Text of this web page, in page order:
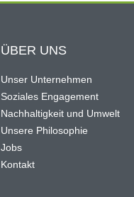
ÜBER UNS
Unser Unternehmen
Soziales Engagement
Nachhaltigkeit und Umwelt
Unsere Philosophie
Jobs
Kontakt